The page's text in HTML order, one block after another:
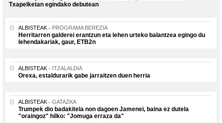
Txapelketan egindako debutean
ALBISTEAK PROGRAMA BEREZIA
Herritarren galderei erantzun eta lehen urteko balantzea egingo du
lehendakariak, gaur, ETB2n
ALBISTEAK ITZALALDIA
Orexa, estaldurarik gabe jarraitzen duen herria
ALBISTEAK GATAZKA
Trumpek dio badakitela non dagoen Jamenei, baina ez dutela
"oraingoz" hilko: "Jomuga erraza da"